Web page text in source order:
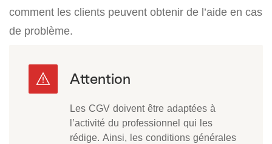
comment les clients peuvent obtenir de l’aide en cas
de problème.
Les CGV doivent être adaptées à
l’activité du professionnel qui les
rédige. Ainsi, les conditions générales